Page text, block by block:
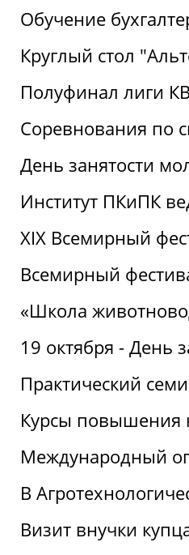
Обучение
Круглый стол
Полуфинал лиги
Соревнования по
День занятости
Институт ПКиПК
XIX Всемирный
Всемирный
«Школа
19 октября - День
Практический
Курсы повышения
Международный
В
Визит внучки